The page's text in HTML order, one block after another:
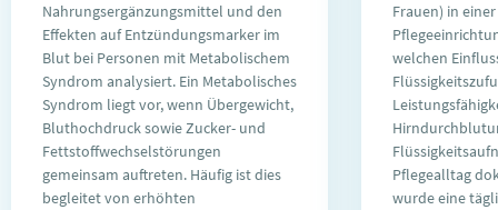
Nahrungsergänzungsmittel und den
Effekten auf Entzündungsmarker im
Blut bei Personen mit Metabolischem
Syndrom analysiert. Ein Metabolisches
Syndrom liegt vor, wenn Übergewicht,
Bluthochdruck sowie Zucker- und
Fettstoffwechselstörungen
gemeinsam auftreten. Häufig ist dies
begleitet von erhöhten
Frauen) in
welchen
Pflegealltag
wurde eine